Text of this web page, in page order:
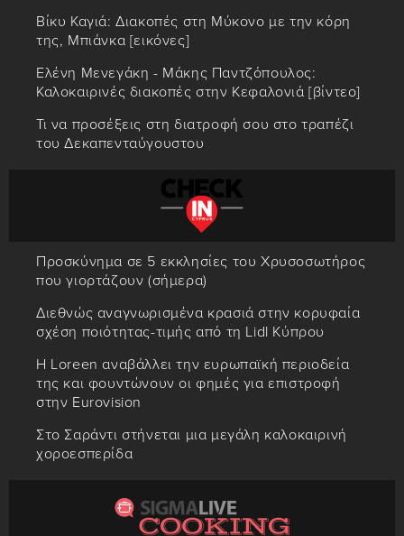
Βίκυ Καγιά: Διακοπές στη Μύκονο με την κόρη
της, Μπιάνκα [εικόνες]
Ελένη Μενεγάκη - Μάκης Παντζόπουλος:
Καλοκαιρινές διακοπές στην Κεφαλονιά [βίντεο]
Τι να προσέξεις στη διατροφή σου στο τραπέζι
του Δεκαπενταύγουστου
Προσκύνημα σε 5 εκκλησίες του Χρυσοσωτήρος
που γιορτάζουν (σήμερα)
Διεθνώς αναγνωρισμένα κρασιά στην κορυφαία
σχέση ποιότητας-τιμής από τη Lidl Κύπρου
Η Loreen αναβάλλει την ευρωπαϊκή περιοδεία
της και φουντώνουν οι φημές για επιστροφή
στην Eurovision
Στο Σαράντι στήνεται μια μεγάλη καλοκαιρινή
χοροεσπερίδα